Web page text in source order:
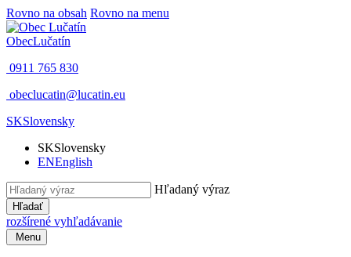
Rovno na obsah Rovno na menu
ObecLučatín
0911 765 830
obeclucatin@lucatin.eu
SKSlovensky
SKSlovensky
ENEnglish
Hľadaný výraz
Hľadať
rozšírené vyhľadávanie
Menu